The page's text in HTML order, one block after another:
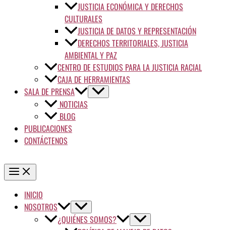
JUSTICIA ECONÓMICA Y DERECHOS
CULTURALES
JUSTICIA DE DATOS Y REPRESENTACIÓN
DERECHOS TERRITORIALES, JUSTICIA
AMBIENTAL Y PAZ
CENTRO DE ESTUDIOS PARA LA JUSTICIA RACIAL
CAJA DE HERRAMIENTAS
SALA DE PRENSA
NOTICIAS
BLOG
PUBLICACIONES
CONTÁCTENOS
INICIO
NOSOTROS
¿QUIÉNES SOMOS?